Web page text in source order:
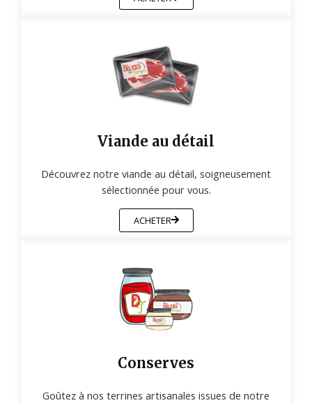
Viande au détail
Découvrez notre viande au détail, soigneusement
sélectionnée pour vous.
ACHETER
Conserves
Goûtez à nos terrines artisanales issues de notre